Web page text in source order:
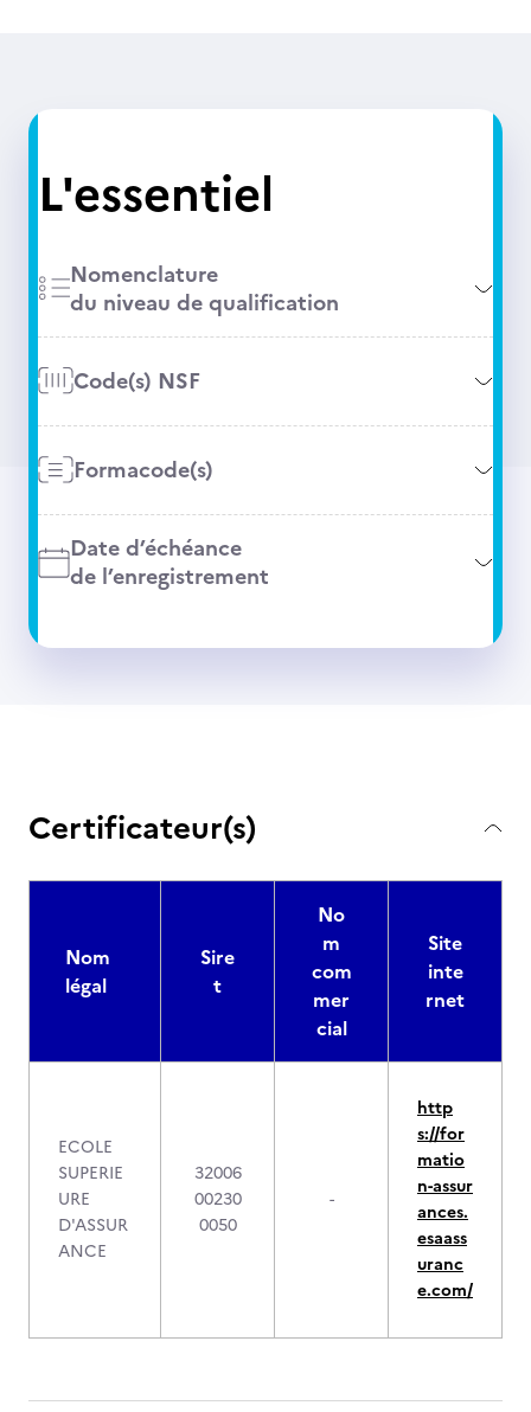
L'essentiel
Nomenclature
du niveau de qualification
Code(s) NSF
Formacode(s)
Date d’échéance
de l’enregistrement
Certificateur(s)
Nom
légal
Sire
t
No
m
com
mer
cial
Site
inte
rnet
ECOLE
SUPERIE
URE
D'ASSUR
ANCE
32006
00230
0050
-
http
s://for
matio
n-assur
ances.
esaass
uranc
e.com/